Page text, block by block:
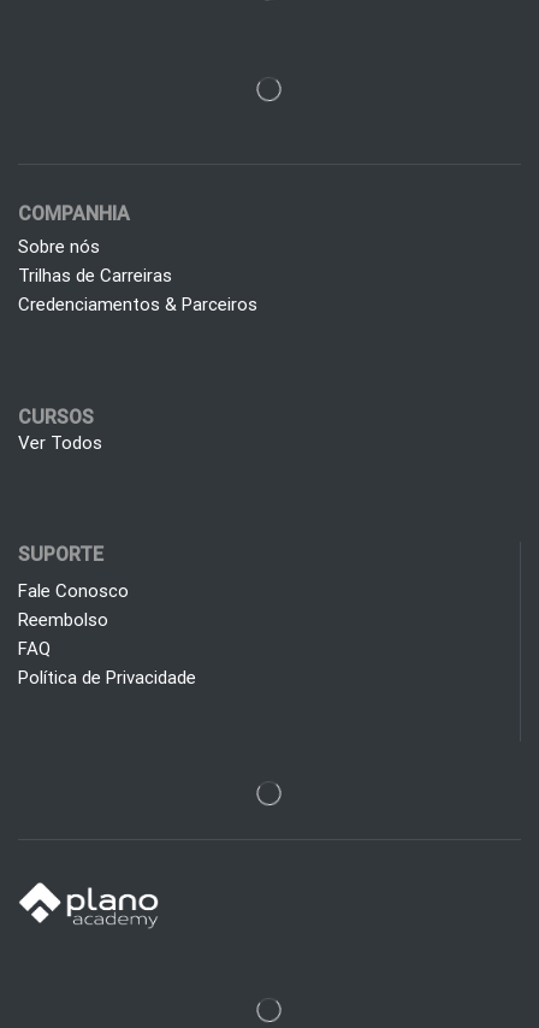
COMPANHIA
Sobre nós
Trilhas de Carreiras
Credenciamentos & Parceiros
CURSOS
Ver Todos
SUPORTE
Fale Conosco
Reembolso
FAQ
Política de Privacidade